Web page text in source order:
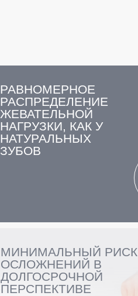
РАВНОМЕРНОЕ
РАСПРЕДЕЛЕНИЕ
ЖЕВАТЕЛЬНОЙ
НАГРУЗКИ, КАК У
НАТУРАЛЬНЫХ
ЗУБОВ
МИНИМАЛЬНЫЙ РИСК
ОСЛОЖНЕНИЙ В
ДОЛГОСРОЧНОЙ
ПЕРСПЕКТИВЕ